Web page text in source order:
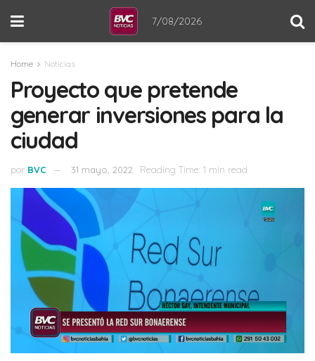
7/08/2026
Home Noticias
Proyecto que pretende
generar inversiones para la
ciudad
por BVC 31 mayo, 2022 Reading Time: 1 min read